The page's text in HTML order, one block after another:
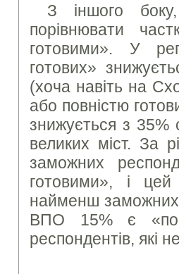
З іншого
порівнювати
готовими». У
готових»
(хоча навіть на
або повністю
знижується з 35%
великих міст. За
заможних
готовими», і
найменш заможних
ВПО 15% є
респондентів, які